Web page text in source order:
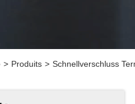
> Produits > Schnellverschluss